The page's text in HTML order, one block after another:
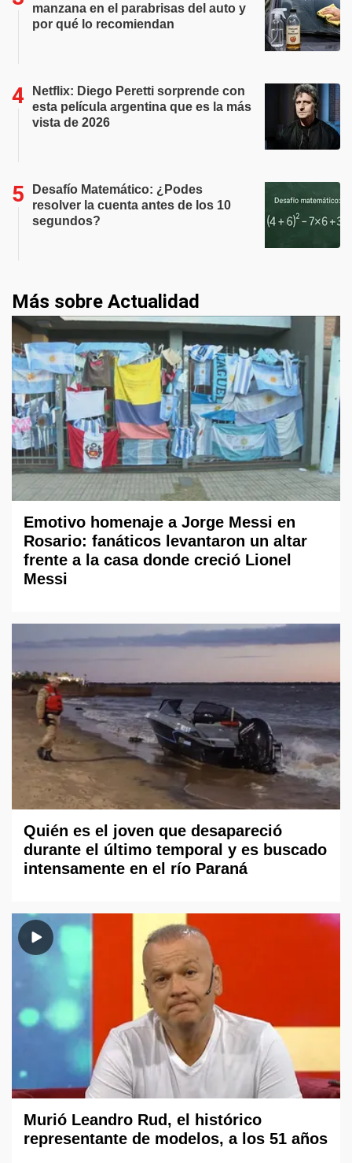
manzana en el parabrisas del auto y
por qué lo recomiendan
Netflix: Diego Peretti sorprende con
esta película argentina que es la más
vista de 2026
Desafío Matemático: ¿Podes
resolver la cuenta antes de los 10
segundos?
Más sobre Actualidad
Emotivo homenaje a Jorge Messi en
Rosario: fanáticos levantaron un altar
frente a la casa donde creció Lionel
Messi
Quién es el joven que desapareció
durante el último temporal y es buscado
intensamente en el río Paraná
Murió Leandro Rud, el histórico
representante de modelos, a los 51 años